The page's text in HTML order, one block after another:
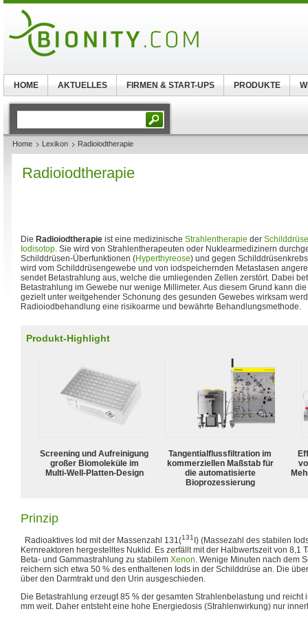
Home Lexikon Radioiodtherapie
Radioiodtherapie
Die Radioiodtherapie ist eine medizinische Strahlentherapie der Schilddrüse
Iodisotop. Sie wird von Strahlentherapeuten oder Nuklearmedizinern
Schilddrüsen-Überfunktionen (Hyperthyreose) und gegen
wird vom Schilddrüsengewebe und von iodspeichernden Metastasen
sendet Betastrahlung aus, welche die umliegenden Zellen zerstört. Dabei
Betastrahlung im Gewebe nur wenige Millimeter. Aus diesem Grund kann
gezielt unter weitgehender Schonung des gesunden Gewebes wirksam
Radioiodbehandlung eine risikoarme und bewährte Behandlungsmethode.
Produkt-Highlight
Screening und Aufreinigung
großer Biomoleküle im
Multi-Well-Platten-Design
Tangentialflussfiltration im
kommerziellen Maßstab für
die automatisierte
Bioprozessierung
Prinzip
Radioaktives Iod mit der Massenzahl 131(131 I) (Massezahl des stabilen
Kernreaktoren hergestelltes Nuklid. Es zerfällt mit der Halbwertszeit von 8,1
Beta- und Gammastrahlung zu stabilem Xenon. Wenige Minuten nach dem
reichern sich etwa 50 % des enthaltenen Iods in der Schilddrüse an. Die
über den Darmtrakt und den Urin ausgeschieden.
Die Betastrahlung erzeugt 85 % der gesamten Strahlenbelastung und reicht
mm weit. Daher entsteht eine hohe Energiedosis (Strahlenwirkung) nur
HOME AKTUELLES FIRMEN & START-UPS PRODUKTE